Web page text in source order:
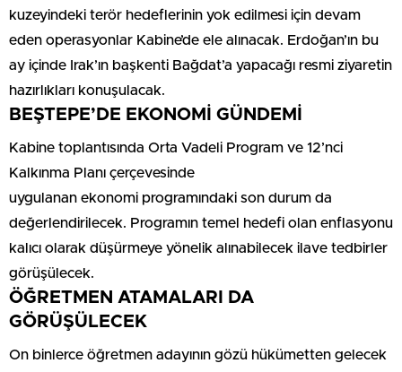
kuzeyindeki terör hedeflerinin yok edilmesi için devam
eden operasyonlar Kabine’de ele alınacak. Erdoğan’ın bu
ay içinde Irak’ın başkenti Bağdat’a yapacağı resmi ziyaretin
hazırlıkları konuşulacak.
BEŞTEPE’DE EKONOMİ GÜNDEMİ
Kabine toplantısında Orta Vadeli Program ve 12’nci
Kalkınma Planı çerçevesinde
uygulanan ekonomi programındaki son durum da
değerlendirilecek. Programın temel hedefi olan enflasyonu
kalıcı olarak düşürmeye yönelik alınabilecek ilave tedbirler
görüşülecek.
ÖĞRETMEN ATAMALARI DA
GÖRÜŞÜLECEK
On binlerce öğretmen adayının gözü hükümetten gelecek